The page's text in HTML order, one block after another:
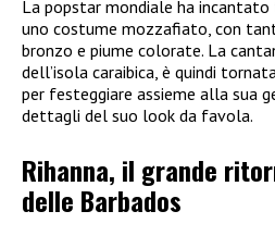
La popstar mondiale ha
uno costume mozzafiato, con
bronzo e piume colorate. La
dell’isola caraibica, è quindi
per festeggiare assieme alla sua
dettagli del suo look da favola.
Rihanna, il grande
delle Barbados